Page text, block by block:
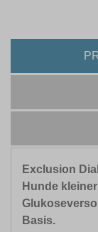
Exclusion
Hunde
Basis.